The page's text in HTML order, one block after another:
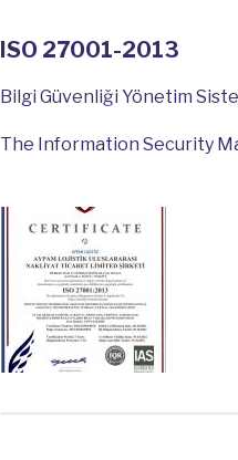
ISO 27001-2013
Bilgi Güvenliği Yönetim
The Information Security